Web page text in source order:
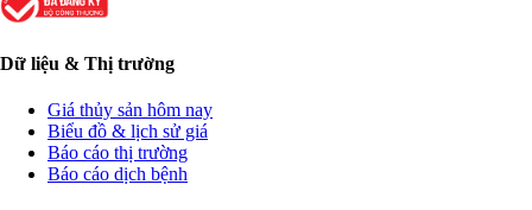
Dữ liệu & Thị trường
Giá thủy sản hôm nay
Biểu đồ & lịch sử giá
Báo cáo thị trường
Báo cáo dịch bệnh